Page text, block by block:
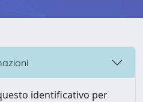
identificativo per